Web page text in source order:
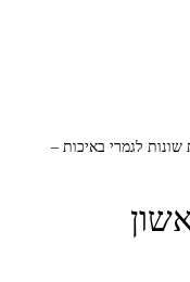
לגמרי באיכות –